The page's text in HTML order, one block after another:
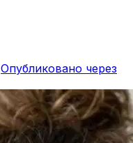
Опубликовано через